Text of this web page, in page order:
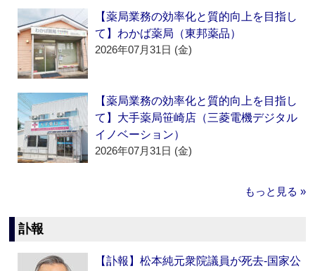
【薬局業務の効率化と質的向上を目指し
て】わかば薬局（東邦薬品）
2026年07月31日 (金)
【薬局業務の効率化と質的向上を目指し
て】大手薬局笹崎店（三菱電機デジタル
イノベーション）
2026年07月31日 (金)
もっと見る »
訃報
【訃報】松本純元衆院議員が死去‐国家公